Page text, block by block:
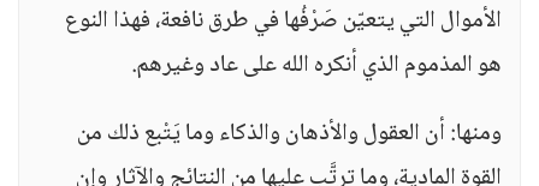
الأموال التي يتعيّن صَرْفُها في طرق نافعة، فهذا النوع
هو المذموم الذي أنكره الله على عاد وغيرهم.
ومنها: أن العقول والأذهان والذكاء وما يَتْبع ذلك من